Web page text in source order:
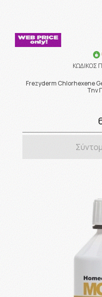
ΚΩΔΙΚΟΣ
Frezyderm Chlorhexene
Την